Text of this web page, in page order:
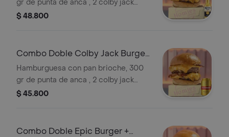
gr de punta de anca , 2 colby jack
cheese, tocineta y sriracha. +
$ 48.800
Combo Doble Colby Jack Burger
+Club col. Dorada 355ml
Hamburguesa con pan brioche, 300
gr de punta de anca , 2 colby jack
cheese, tocineta y sriracha. +
$ 45.800
Combo Doble Epic Burger +